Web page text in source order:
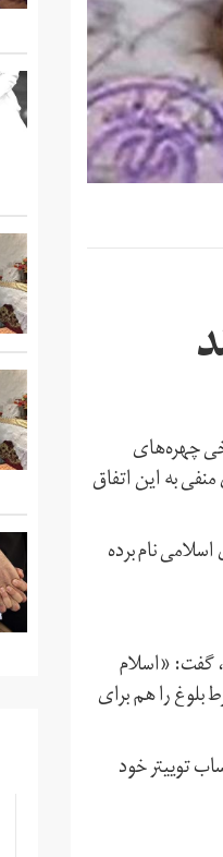
چهره‌های
به این اتفاق
نام برده
گفت: «اسلام
را هم برای
توییتر خود